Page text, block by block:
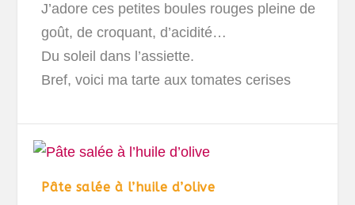
J’adore ces petites boules rouges pleine de
goût, de croquant, d’acidité…
Du soleil dans l’assiette.
Bref, voici ma tarte aux tomates cerises
Pâte salée à l’huile d’olive